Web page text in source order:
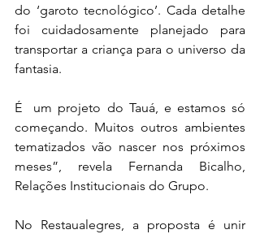
do ‘garoto tecnológico’. Cada detalhe
foi cuidadosamente planejado para
transportar a criança para o universo da
fantasia.
É  um projeto do Tauá, e estamos só
começando. Muitos outros ambientes
tematizados vão nascer nos próximos
meses”, revela Fernanda Bicalho,
Relações Institucionais do Grupo.
No Restaualegres, a proposta é unir